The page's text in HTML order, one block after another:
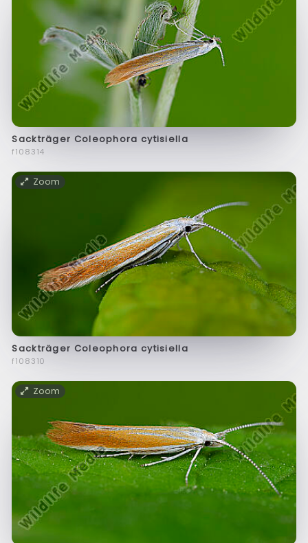
Sackträger Coleophora cytisiella
f108314
Zoom
Sackträger Coleophora cytisiella
f108310
Zoom